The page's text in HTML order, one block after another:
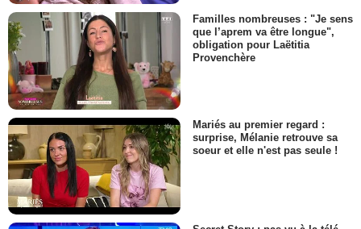
Familles nombreuses : "Je sens
que l’aprem va être longue",
obligation pour Laëtitia
Provenchère
Mariés au premier regard :
surprise, Mélanie retrouve sa
soeur et elle n'est pas seule !